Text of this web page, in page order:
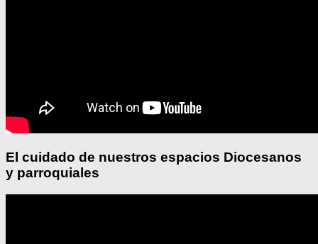
El cuidado de nuestros espacios Diocesanos
y parroquiales